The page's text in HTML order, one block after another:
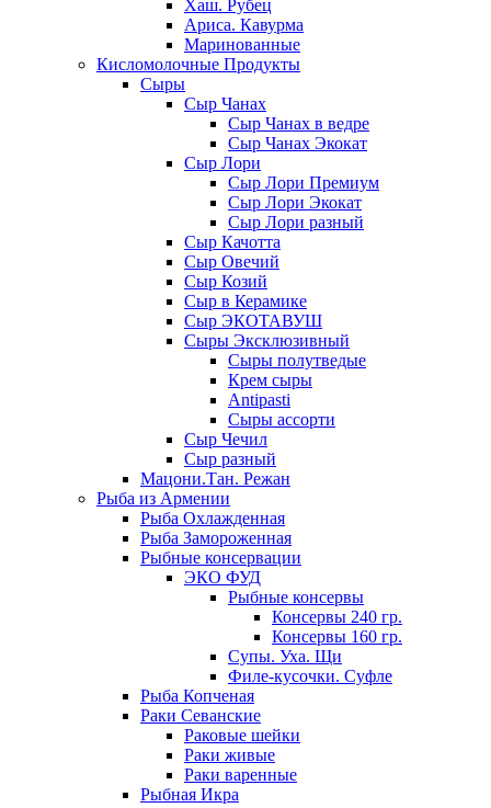
Хаш. Рубец
Ариса. Кавурма
Маринованные
Кисломолочные Продукты
Сыры
Сыр Чанах
Сыр Чанах в ведре
Сыр Чанах Экокат
Сыр Лори
Сыр Лори Премиум
Сыр Лори Экокат
Сыр Лори разный
Сыр Качотта
Сыр Овечий
Сыр Козий
Сыр в Керамике
Сыр ЭКОТАВУШ
Сыры Эксклюзивный
Сыры полутведые
Крем сыры
Antipasti
Сыры ассорти
Сыр Чечил
Сыр разный
Мацони.Тан. Режан
Рыба из Армении
Рыба Охлажденная
Рыба Замороженная
Рыбные консервации
ЭКО ФУД
Рыбные консервы
Консервы 240 гр.
Консервы 160 гр.
Супы. Уха. Щи
Филе-кусочки. Суфле
Рыба Копченая
Раки Севанские
Раковые шейки
Раки живые
Раки варенные
Рыбная Икра